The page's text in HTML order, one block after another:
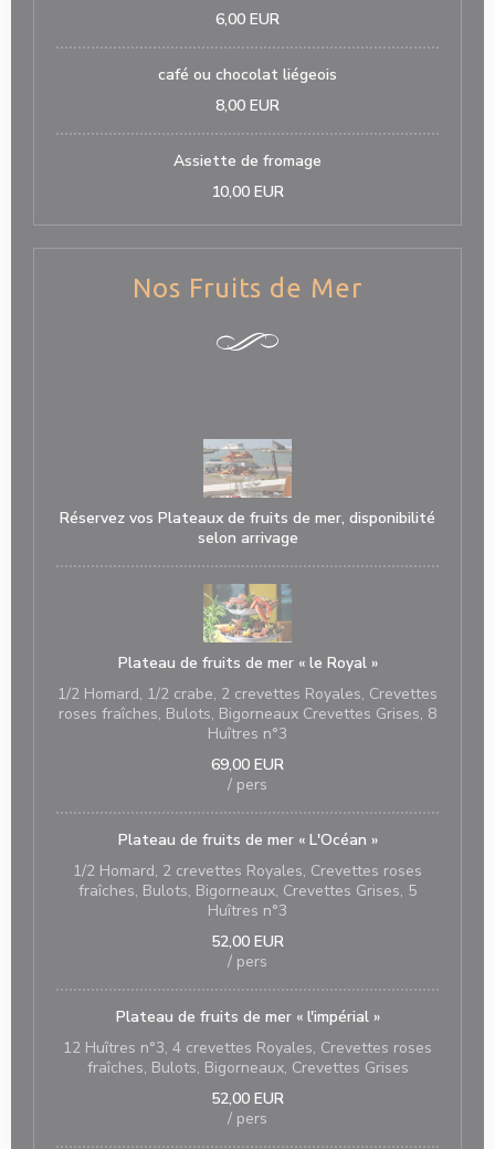
6,00 EUR
café ou chocolat liégeois
8,00 EUR
Assiette de fromage
10,00 EUR
Nos Fruits de Mer
Réservez vos Plateaux de fruits de mer, disponibilité
selon arrivage
Plateau de fruits de mer « le Royal »
1/2 Homard, 1/2 crabe, 2 crevettes Royales, Crevettes
roses fraîches, Bulots, Bigorneaux Crevettes Grises, 8
Huîtres n°3
69,00 EUR
/ pers
Plateau de fruits de mer « L'Océan »
1/2 Homard, 2 crevettes Royales, Crevettes roses
fraîches, Bulots, Bigorneaux, Crevettes Grises, 5
Huîtres n°3
52,00 EUR
/ pers
Plateau de fruits de mer « l'impérial »
12 Huîtres n°3, 4 crevettes Royales, Crevettes roses
fraîches, Bulots, Bigorneaux, Crevettes Grises
52,00 EUR
/ pers